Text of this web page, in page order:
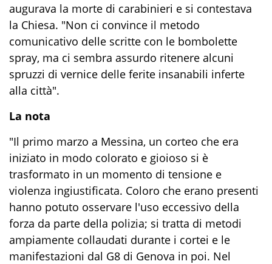
augurava la morte di carabinieri e si contestava
la Chiesa. "Non ci convince il metodo
comunicativo delle scritte con le bombolette
spray, ma ci sembra assurdo ritenere alcuni
spruzzi di vernice delle ferite insanabili inferte
alla città".
La nota
"Il primo marzo a Messina, un corteo che era
iniziato in modo colorato e gioioso si è
trasformato in un momento di tensione e
violenza ingiustificata. Coloro che erano presenti
hanno potuto osservare l'uso eccessivo della
forza da parte della polizia; si tratta di metodi
ampiamente collaudati durante i cortei e le
manifestazioni dal G8 di Genova in poi. Nel